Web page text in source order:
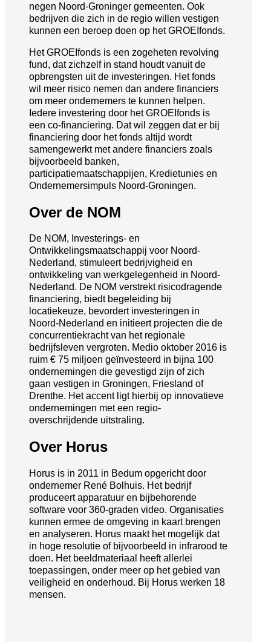
negen Noord-Groninger gemeenten. Ook
bedrijven die zich in de regio willen vestigen
kunnen een beroep doen op het GROEIfonds.
Het GROEIfonds is een zogeheten revolving
fund, dat zichzelf in stand houdt vanuit de
opbrengsten uit de investeringen. Het fonds
wil meer risico nemen dan andere financiers
om meer ondernemers te kunnen helpen.
Iedere investering door het GROEIfonds is
een co-financiering. Dat wil zeggen dat er bij
financiering door het fonds altijd wordt
samengewerkt met andere financiers zoals
bijvoorbeeld banken,
participatiemaatschappijen, Kredietunies en
Ondernemersimpuls Noord-Groningen.
Over de NOM
De NOM, Investerings- en
Ontwikkelingsmaatschappij voor Noord-
Nederland, stimuleert bedrijvigheid en
ontwikkeling van werkgelegenheid in Noord-
Nederland. De NOM verstrekt risicodragende
financiering, biedt begeleiding bij
locatiekeuze, bevordert investeringen in
Noord-Nederland en initieert projecten die de
concurrentiekracht van het regionale
bedrijfsleven vergroten. Medio oktober 2016 is
ruim € 75 miljoen geïnvesteerd in bijna 100
ondernemingen die gevestigd zijn of zich
gaan vestigen in Groningen, Friesland of
Drenthe. Het accent ligt hierbij op innovatieve
ondernemingen met een regio-
overschrijdende uitstraling.
Over Horus
Horus is in 2011 in Bedum opgericht door
ondernemer René Bolhuis. Het bedrijf
produceert apparatuur en bijbehorende
software voor 360-graden video. Organisaties
kunnen ermee de omgeving in kaart brengen
en analyseren. Horus maakt het mogelijk dat
in hoge resolutie of bijvoorbeeld in infrarood te
doen. Het beeldmateriaal heeft allerlei
toepassingen, onder meer op het gebied van
veiligheid en onderhoud. Bij Horus werken 18
mensen.